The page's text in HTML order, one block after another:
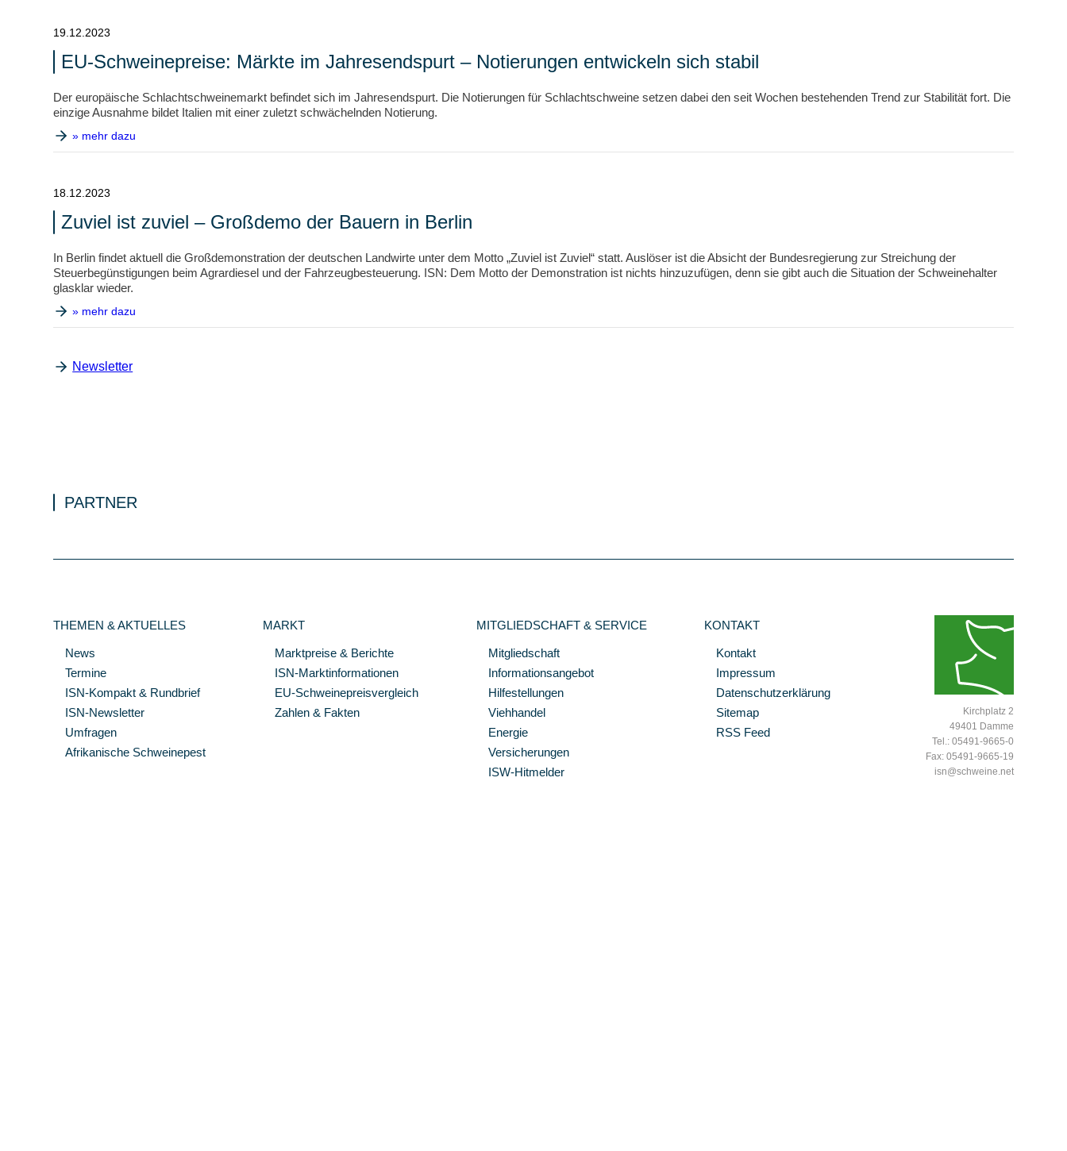
19.12.2023
EU-Schweinepreise: Märkte im Jahresendspurt – Notierungen entwickeln sich stabil
Der europäische Schlachtschweinemarkt befindet sich im Jahresendspurt. Die Notierungen für Schlachtschweine setzen dabei den seit Wochen bestehenden Trend zur Stabilität fort. Die
einzige Ausnahme bildet Italien mit einer zuletzt schwächelnden Notierung.
» mehr dazu
18.12.2023
Zuviel ist zuviel – Großdemo der Bauern in Berlin
In Berlin findet aktuell die Großdemonstration der deutschen Landwirte unter dem Motto „Zuviel ist Zuviel“ statt. Auslöser ist die Absicht der Bundesregierung zur Streichung der
Steuerbegünstigungen beim Agrardiesel und der Fahrzeugbesteuerung. ISN: Dem Motto der Demonstration ist nichts hinzuzufügen, denn sie gibt auch die Situation der Schweinehalter
glasklar wieder.
» mehr dazu
Newsletter
PARTNER
THEMEN & AKTUELLES
News
Termine
ISN-Kompakt & Rundbrief
ISN-Newsletter
Umfragen
Afrikanische Schweinepest
MARKT
Marktpreise & Berichte
ISN-Marktinformationen
EU-Schweinepreisvergleich
Zahlen & Fakten
MITGLIEDSCHAFT & SERVICE
Mitgliedschaft
Informationsangebot
Hilfestellungen
Viehhandel
Energie
Versicherungen
ISW-Hitmelder
KONTAKT
Kontakt
Impressum
Datenschutzerklärung
Sitemap
RSS Feed
Kirchplatz 2
49401 Damme
Tel.: 05491-9665-0
Fax: 05491-9665-19
isn@schweine.net